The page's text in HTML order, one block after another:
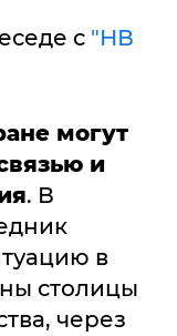
с "НВ
могут
и
. В
в
столицы
через